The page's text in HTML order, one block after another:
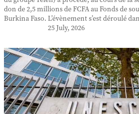
don de 2,5 millions de FCFA au Fonds de
Burkina Faso. L’évènement s’est déroulé
25 July, 2026